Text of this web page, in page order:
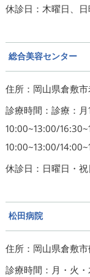
休診日：木曜日、
総合美容センター
住所：岡山県倉敷
診療時間：診療：
10:00~13:00/
10:00~13:00/
休診日：日曜日・祝
松田病院
住所：岡山県倉敷市
診療時間：月・火